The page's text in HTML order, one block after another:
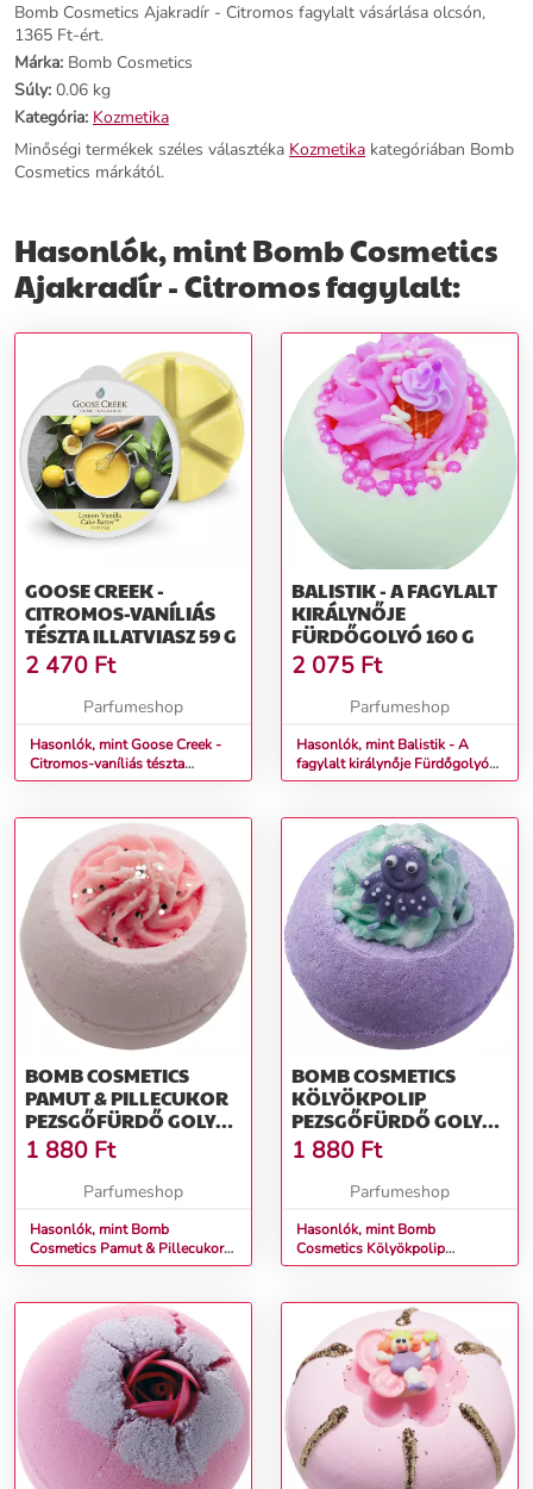
Bomb Cosmetics Ajakradír - Citromos fagylalt vásárlása olcsón,
1365 Ft-ért.
Márka: Bomb Cosmetics
Súly: 0.06 kg
Kategória: Kozmetika
Minőségi termékek széles választéka Kozmetika kategóriában Bomb
Cosmetics márkától.
Hasonlók, mint Bomb Cosmetics
Ajakradír - Citromos fagylalt:
GOOSE CREEK -
CITROMOS-VANÍLIÁS
TÉSZTA ILLATVIASZ 59 G
2 470 Ft
Parfumeshop
Hasonlók, mint Goose Creek -
Citromos-vaníliás tészta
Illatviasz 59 g
BALISTIK - A FAGYLALT
KIRÁLYNŐJE
FÜRDŐGOLYÓ 160 G
2 075 Ft
Parfumeshop
Hasonlók, mint Balistik - A
fagylalt királynője Fürdőgolyó
160 g
BOMB COSMETICS
PAMUT & PILLECUKOR
PEZSGŐFÜRDŐ GOLYÓ
160 G
1 880 Ft
Parfumeshop
Hasonlók, mint Bomb
Cosmetics Pamut & Pillecukor
Pezsgőfürdő Golyó 160 g
BOMB COSMETICS
KÖLYÖKPOLIP
PEZSGŐFÜRDŐ GOLYÓ
160 G
1 880 Ft
Parfumeshop
Hasonlók, mint Bomb
Cosmetics Kölyökpolip
Pezsgőfürdő Golyó 160 g